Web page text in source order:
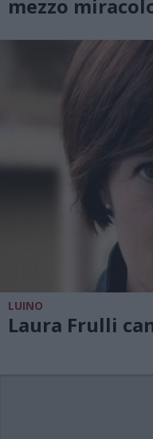
mezzo
LUINO
Laura Frulli